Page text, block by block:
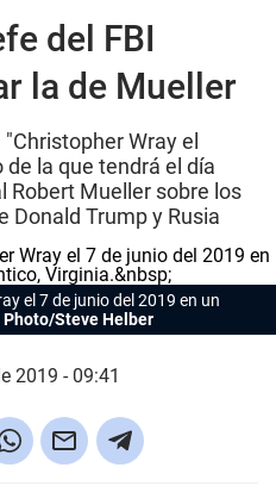
del FBI
la de Mueller
Wray el
la que tendrá el día
Robert Mueller sobre los
Donald Trump y Rusia
el 7 de junio del 2019 en un
Photo/Steve Helber
2019 - 09:41